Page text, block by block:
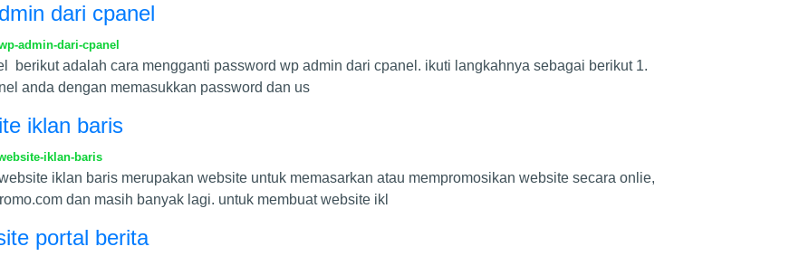
dari cpanel
admin-dari-cpanel
berikut adalah cara mengganti password wp admin dari cpanel. ikuti langkahnya sebagai berikut 1.
anda dengan memasukkan password dan us
iklan baris
iklan-baris
iklan baris merupakan website untuk memasarkan atau mempromosikan website secara onlie,
dan masih banyak lagi. untuk membuat website ikl
portal berita